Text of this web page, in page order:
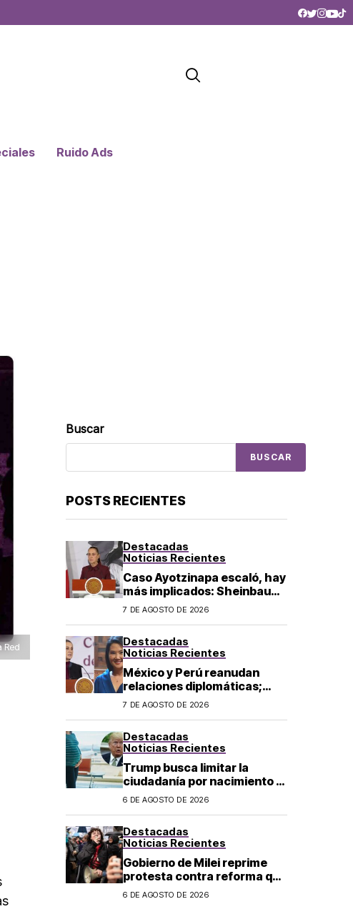
Ruido Ads
Red
Buscar
BUSCAR
POSTS RECIENTES
Destacadas
Noticias Recientes
Caso Ayotzinapa escaló, hay
más implicados: Sheinbaum
sobre detención de Ángel
7 DE AGOSTO DE 2026
Destacadas
Noticias Recientes
México y Perú reanudan
relaciones diplomáticas;
Sheinbaum confirma llegada
7 DE AGOSTO DE 2026
Destacadas
Noticias Recientes
Trump busca limitar la
ciudadanía por nacimiento y
el «turismo de parto» en EU;
6 DE AGOSTO DE 2026
Destacadas
Noticias Recientes
Gobierno de Milei reprime
protesta contra reforma que
permite la venta de tierra a
6 DE AGOSTO DE 2026